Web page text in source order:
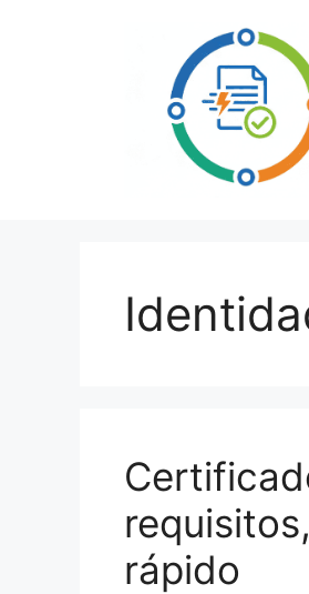
rápido